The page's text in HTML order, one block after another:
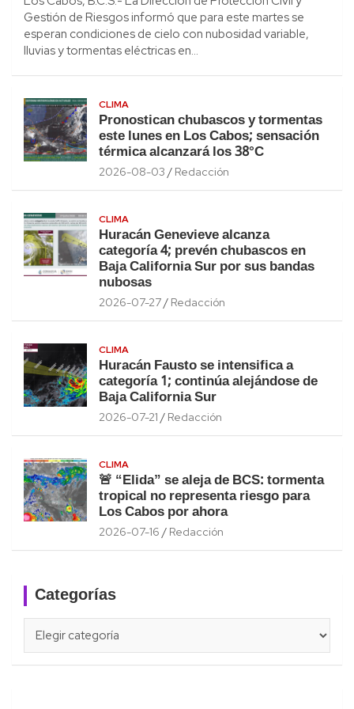
Gestión de Riesgos informó que para este martes se
esperan condiciones de cielo con nubosidad variable,
lluvias y tormentas eléctricas en…
CLIMA
Pronostican chubascos y tormentas
este lunes en Los Cabos; sensación
térmica alcanzará los 38°C
2026-08-03 Redacción
CLIMA
Huracán Genevieve alcanza
categoría 4; prevén chubascos en
Baja California Sur por sus bandas
nubosas
2026-07-27 Redacción
CLIMA
Huracán Fausto se intensifica a
categoría 1; continúa alejándose de
Baja California Sur
2026-07-21 Redacción
CLIMA
🚨 “Elida” se aleja de BCS: tormenta
tropical no representa riesgo para
Los Cabos por ahora
2026-07-16 Redacción
Categorías